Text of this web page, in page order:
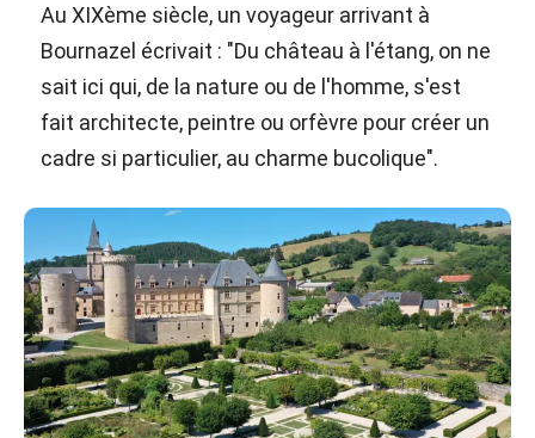
Au XIXème siècle, un voyageur arrivant à
Bournazel écrivait : "Du château à l'étang, on ne
sait ici qui, de la nature ou de l'homme, s'est
fait architecte, peintre ou orfèvre pour créer un
cadre si particulier, au charme bucolique".